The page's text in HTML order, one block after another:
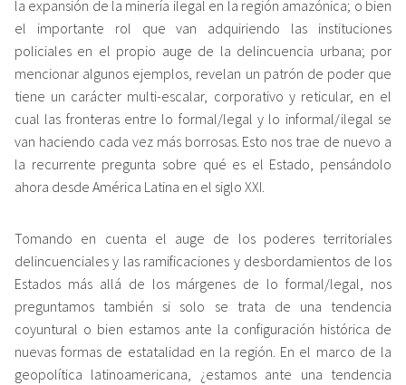
la expansión de la minería ilegal en la región amazónica; o bien
el importante rol que van adquiriendo las instituciones
policiales en el propio auge de la delincuencia urbana; por
mencionar algunos ejemplos, revelan un patrón de poder que
tiene un carácter multi-escalar, corporativo y reticular, en el
cual las fronteras entre lo formal/legal y lo informal/ilegal se
van haciendo cada vez más borrosas. Esto nos trae de nuevo a
la recurrente pregunta sobre qué es el Estado, pensándolo
ahora desde América Latina en el siglo XXI.
Tomando en cuenta el auge de los poderes territoriales
delincuenciales y las ramificaciones y desbordamientos de los
Estados más allá de los márgenes de lo formal/legal, nos
preguntamos también si solo se trata de una tendencia
coyuntural o bien estamos ante la configuración histórica de
nuevas formas de estatalidad en la región. En el marco de la
geopolítica latinoamericana, ¿estamos ante una tendencia